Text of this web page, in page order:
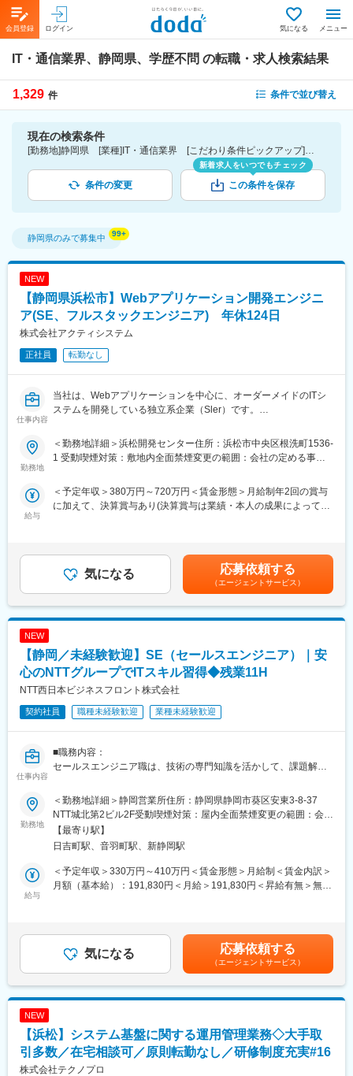
会員登録 ログイン 気になる メニュー
IT・通信業界、静岡県、学歴不問 の転職・求人検索結果
1,329 件 条件で並び替え
現在の検索条件
[勤務地]静岡県 [業種]IT・通信業界 [こだわり条件ピックアップ]学歴不問 [詳細条件](募集・採用情報)学歴不問
条件の変更
新着求人をいつでもチェック
この条件を保存
静岡県のみで募集中
NEW
【静岡県浜松市】Webアプリケーション開発エンジニ
ア(SE、フルスタックエンジニア) 年休124日
株式会社アクティシステム
正社員 転勤なし
仕事内容
当社は、Webアプリケーションを中心に、オーダーメイドのITシ
ステムを開発している独立系企業（Sler）です。
てサービスを提供しています。
ソフトウェア開発はすべて自社内で行い、上流工程から下流工程
■業務内容：Webアプリケーションの設計やプログラミングを担当
エンド、バックエンド開発を担当していただきます。
将来的に、SE、フルスタックエンジニアを目指している方を募集
します。
自社の経験豊富なSE、フルスタックエンジニアのもとで一緒に働
いてみませんか？
・使用言語とフレームワーク：主に C#、Javascript、React、
Angular、.NET 等
・開発するアプリの種類：Webアプリケーション、Edge開発、
AWSを利用したクラウドシステム等
・データベース：SQL Server、Oracle、PostgreSQL 等が多い
※経験や能力に応じて、SE業務やプログラミングなどを担当して
※自社内の開発となります。
※原則転勤無し/希望を考慮致します。
評価は売上数字と作業時間、仕事量のバランスを見て判断をして
いきます。
■同社の特徴：
・グローバルなビジネス展開やグローバルなサポート体制を構築
している為、海外へ商圏拡大なさるお客様をサポートでき、日系
ト！ (支給条件あり)
・高い技術力と提案力がある為、様々なビジネスに挑戦可能。時
代によって変容するニーズに対応した様々なビジネスを展開。
勤務地
＜勤務地詳細＞浜松開発センター住所：浜松市中央区根洗町1536-
1 受動喫煙対策：敷地内全面禁煙変更の範囲：会社の定める事業
給与
＜予定年収＞380万円～720万円＜賃金形態＞月給制年2回の賞与
に加えて、決算賞与あり(決算賞与は業績・本人の成果によって支
378,000円（一律手当を含む）＜昇給有無＞有＜残業手当＞有＜
給与補足＞■月給＝基本給＋役割給 役割給に固定残業代53,000
～81,000円(35時間分)含む賃金はあくまでも目安の金額であり、
選考を通じて上下する可能性があります。月給(月額)は固定手当を
含めた表記です。
気になる 応募依頼する
（エージェントサービス）
NEW
【静岡／未経験歓迎】SE（セールスエンジニア）｜安
心のNTTグループでITスキル習得◆残業11H
NTT西日本ビジネスフロント株式会社
契約社員 職種未経験歓迎 業種未経験歓迎
仕事内容
■職務内容：
セールスエンジニア職は、技術の専門知識を活かして、課題解決
受注後のバック工程だけではなく、営業担当者と連携して案件創
出段階から同行を行うこともあります。
お客様の通信環境を事前に把握する「現場調査」や提案受注後の
NWシステム構築時に必要な「基本設計」にも取り組んでいただき
ます。
■給与制度：
■入社後の研修：
中途採用では珍しい手厚い新人研修あり！未経験からスキルを身
■契約更新：
契約の更新：更新上限：有 通算契約期間上限3年
勤務地
＜勤務地詳細＞静岡営業所住所：静岡県静岡市葵区安東3-8-37
NTT城北第2ビル2F受動喫煙対策：屋内全面禁煙変更の範囲：会社
の定める事業所
【最寄り駅】
日吉町駅、音羽町駅、新静岡駅
給与
＜予定年収＞330万円～410万円＜賃金形態＞月給制＜賃金内訳＞
月額（基本給）：191,830円＜月給＞191,830円＜昇給有無＞無＜
リージョナル社員） 470万賃金はあくまでも目安の金額であり、
選考を通じて上下する可能性があります。月給(月額)は固定手当を
含めた表記です。
気になる 応募依頼する
（エージェントサービス）
NEW
【浜松】システム基盤に関する運用管理業務◇大手取
引多数／在宅相談可／原則転勤なし／研修制度充実#16
株式会社テクノプロ